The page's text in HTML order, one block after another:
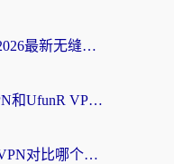
回国后怎么翻墙？海外党2026最新无缝访问国内资源全攻略（附对比实测）
海外党必看：ChickCN VPN和UfunR VPN对比哪个回国效果更好？附实用选择指南
云极VPN好用吗？和回国VPN对比哪个回国效果更好？海外党亲测避坑指南